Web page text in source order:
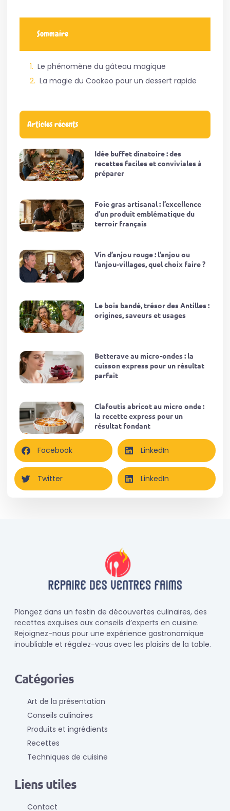
Sommaire
Le phénomène du gâteau magique
La magie du Cookeo pour un dessert rapide
Articles récents
Idée buffet dinatoire : des
recettes faciles et conviviales à
préparer
Foie gras artisanal : l’excellence
d’un produit emblématique du
terroir français
Vin d’anjou rouge : l’anjou ou
l’anjou-villages, quel choix faire ?
Le bois bandé, trésor des Antilles :
origines, saveurs et usages
Betterave au micro-ondes : la
cuisson express pour un résultat
parfait
Clafoutis abricot au micro onde :
la recette express pour un
résultat fondant
Facebook LinkedIn
Twitter LinkedIn
Plongez dans un festin de découvertes culinaires, des
recettes exquises aux conseils d’experts en cuisine.
Rejoignez-nous pour une expérience gastronomique
inoubliable et régalez-vous avec les plaisirs de la table.
Catégories
Art de la présentation
Conseils culinaires
Produits et ingrédients
Recettes
Techniques de cuisine
Liens utiles
Contact